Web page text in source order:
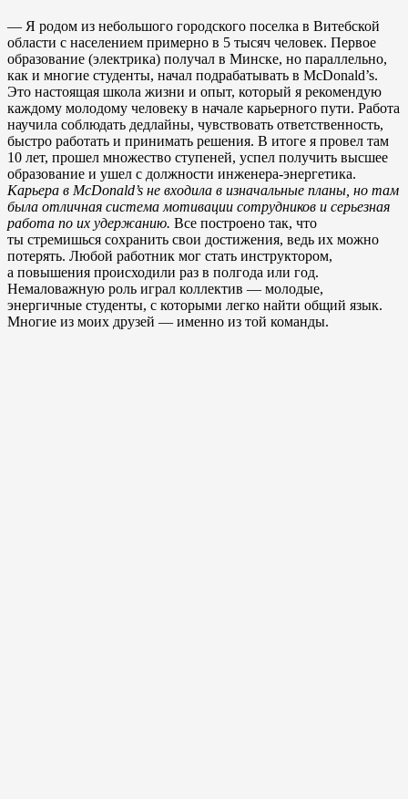
— Я родом из небольшого городского поселка в Витебской
области с населением примерно в 5 тысяч человек. Первое
образование (электрика) получал в Минске, но параллельно,
как и многие студенты, начал подрабатывать в McDonald’s.
Это настоящая школа жизни и опыт, который я рекомендую
каждому молодому человеку в начале карьерного пути. Работа
научила соблюдать дедлайны, чувствовать ответственность,
быстро работать и принимать решения. В итоге я провел там
10 лет, прошел множество ступеней, успел получить высшее
образование и ушел с должности инженера-энергетика.
Карьера в McDonald’s не входила в изначальные планы, но там
была отличная система мотивации сотрудников и серьезная
работа по их удержанию. Все построено так, что
ты стремишься сохранить свои достижения, ведь их можно
потерять. Любой работник мог стать инструктором,
а повышения происходили раз в полгода или год.
Немаловажную роль играл коллектив — молодые,
энергичные студенты, с которыми легко найти общий язык.
Многие из моих друзей — именно из той команды.